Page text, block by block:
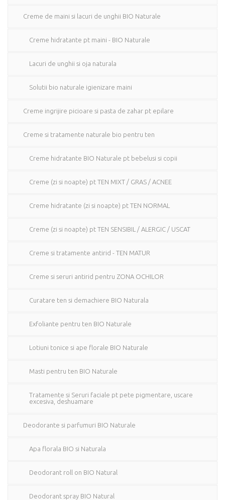
Creme de maini si lacuri de unghii BIO Naturale
Creme hidratante pt maini - BIO Naturale
Lacuri de unghii si oja naturala
Solutii bio naturale igienizare maini
Creme ingrijire picioare si pasta de zahar pt epilare
Creme si tratamente naturale bio pentru ten
Creme hidratante BIO Naturale pt bebelusi si copii
Creme (zi si noapte) pt TEN MIXT / GRAS / ACNEE
Creme hidratante (zi si noapte) pt TEN NORMAL
Creme (zi si noapte) pt TEN SENSIBIL / ALERGIC / USCAT
Creme si tratamente antirid - TEN MATUR
Creme si seruri antirid pentru ZONA OCHILOR
Curatare ten si demachiere BIO Naturala
Exfoliante pentru ten BIO Naturale
Lotiuni tonice si ape florale BIO Naturale
Masti pentru ten BIO Naturale
Tratamente si Seruri faciale pt pete pigmentare, uscare
excesiva, deshuamare
Deodorante si parfumuri BIO Naturale
Apa florala BIO si Naturala
Deodorant roll on BIO Natural
Deodorant spray BIO Natural